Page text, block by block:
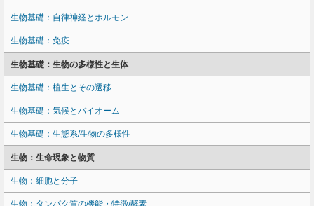
生物基礎：自律神経とホルモン
生物基礎：免疫
生物基礎：生物の多様性と生体
生物基礎：植生とその遷移
生物基礎：気候とバイオーム
生物基礎：生態系/生物の多様性
生物：生命現象と物質
生物：細胞と分子
生物：タンパク質の機能・特徴/酵素